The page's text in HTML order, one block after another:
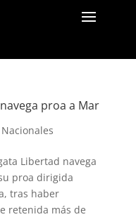
proa a Mar
Nacionales
Libertad navega
proa dirigida
tras haber
retenida más de